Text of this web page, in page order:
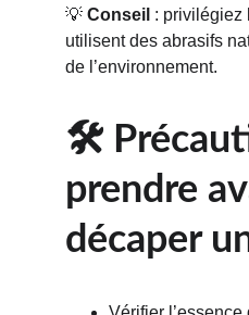
💡 Conseil : privilégiez
utilisent des abrasifs
de l’environnement.
🛠️
prendre
décaper